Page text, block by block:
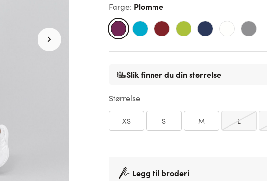
Farge: Plomme
Slik finner du din størrelse
Størrelse
XS S M L
Legg til broderi